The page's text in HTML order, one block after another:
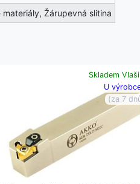
Žárupevná slitina
Skladem
U
(za 7